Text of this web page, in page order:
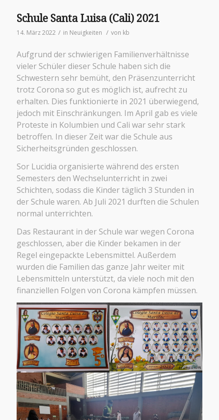
Schule Santa Luisa (Cali) 2021
14. März 2022 / in Neuigkeiten / von kb
Aufgrund der schwierigen Familienverhältnisse
vieler Schüler dieser Schule haben sich die
Schwestern sehr bemüht, den Präsenzunterricht
trotz Corona so gut es möglich ist, aufrecht zu
erhalten. Dies funktionierte in 2021 überwiegend,
jedoch mit Einschränkungen. Im April gab es viele
Proteste in Kolumbien und Cali war sehr stark
betroffen. In dieser Zeit war die Schule aus
Sicherheitsgründen geschlossen.
Sor Lucidia organisierte während des ersten
Semesters den Wechselunterricht in zwei
Schichten, sodass die Kinder täglich 3 Stunden in
der Schule waren. Ab Juli 2021 durften die Schulen
normal unterrichten.
Das Restaurant in der Schule war wegen Corona
geschlossen, aber die Kinder bekamen in der
Regel eingepackte Lebensmittel. Außerdem
wurden die Familien das ganze Jahr weiter mit
Lebensmitteln unterstützt, da viele noch mit den
finanziellen Folgen von Corona kämpfen müssen.